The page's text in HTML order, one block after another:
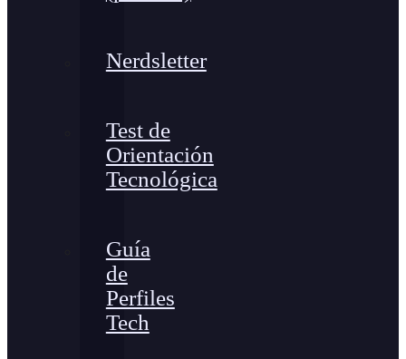
Nerdsletter
Test de
Orientación
Tecnológica
Guía
de
Perfiles
Tech